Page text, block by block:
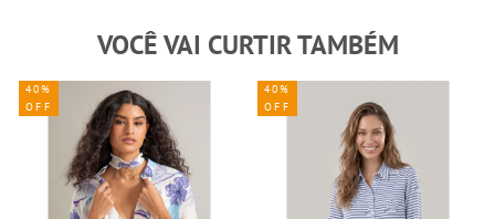
VOCÊ VAI CURTIR TAMBÉM
40%
OFF
40%
OFF